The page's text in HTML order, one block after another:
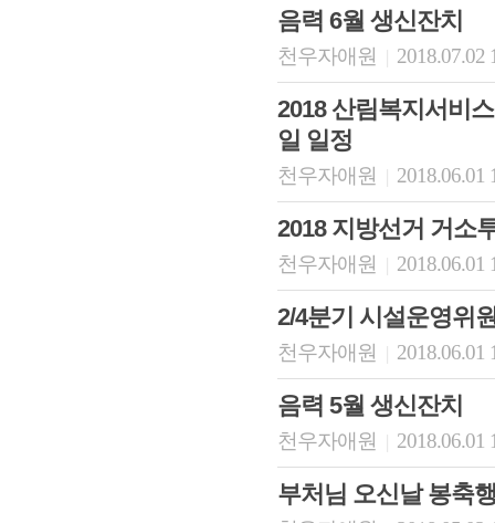
음력 6월 생신잔치
천우자애원 2018.07.02
2018 산림복지서비
일 일정
천우자애원 2018.06.01
2018 지방선거 거소
천우자애원 2018.06.01
2/4분기 시설운영위
천우자애원 2018.06.01
음력 5월 생신잔치
천우자애원 2018.06.01
부처님 오신날 봉축